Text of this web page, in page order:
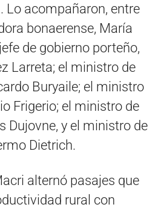
Lo acompañaron, entre
bonaerense, María
de gobierno porteño,
Larreta; el ministro de
Buryaile; el ministro
Frigerio; el ministro de
Dujovne, y el ministro de
Dietrich.
alternó pasajes que
rural con